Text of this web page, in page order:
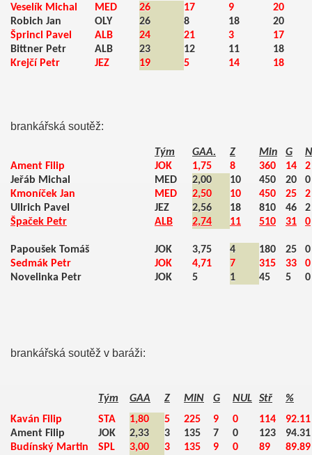
Veselík Michal
MED 26 17 9
20
Robich Jan
OLY 26 8 18
20
Šprincl Pavel
ALB 24 21 3
17
Bittner Petr
ALB 23 12 11
18
Krejčí Petr
JEZ 19 5 14 18
brankářská soutěž:
Tým GAA. Z Min G
Ament Filip
JOK 1,75 8 360 14
2
Jeřáb Michal
MED 2,00 10 450 20
0
Kmoníček Jan
MED 2,50 10 450 25
2
Ullrich Pavel
JEZ 2,56 18 810 46
2
Špaček Petr
ALB 2,74 11 510 31 0
Papoušek Tomáš JOK 3,75 4 180 25
0
Sedmák Petr
JOK 4,71 7 315 33
0
Novelinka Petr
JOK 5 1 45 5 0
brankářská soutěž v baráži:
Tým GAA Z MIN G NUL Stř
%
Kaván Filip
STA 1,80 5 225 9 0 114
92.11
Ament Filip
JOK 2,33 3 135 7 0 123
94.31
Budínský Martin
SPL 3,00 3 135 9 0 89
89.89